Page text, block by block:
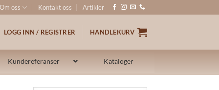
Om oss Kontakt oss Artikler
LOGG INN / REGISTRER HANDLEKURV
Kundereferanser Kataloger